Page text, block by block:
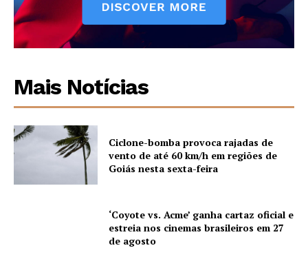
Mais Notícias
Ciclone-bomba provoca rajadas de
vento de até 60 km/h em regiões de
Goiás nesta sexta-feira
‘Coyote vs. Acme’ ganha cartaz oficial e
estreia nos cinemas brasileiros em 27
de agosto